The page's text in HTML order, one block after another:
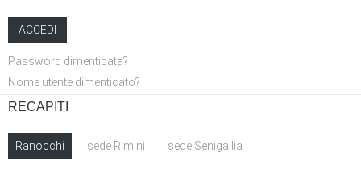
ACCEDI
Password dimenticata?
Nome utente dimenticato?
RECAPITI
Ranocchi sede Rimini sede Senigallia